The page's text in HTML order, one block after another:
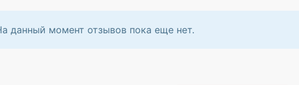
данный момент отзывов пока еще нет.